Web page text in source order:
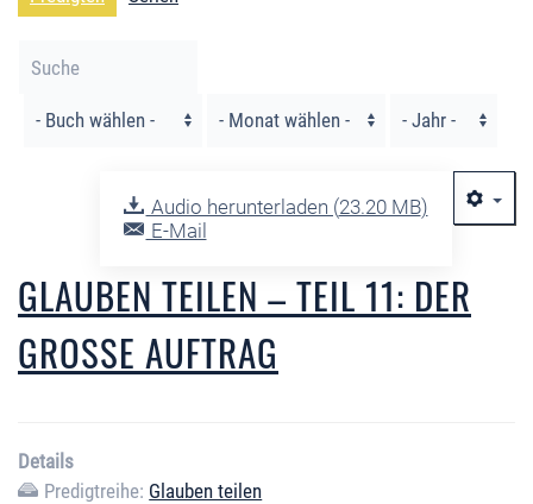
Filter
Audio herunterladen (23.20 MB)
E-Mail
GLAUBEN TEILEN – TEIL 11: DER
GROSSE AUFTRAG
Details
Predigtreihe: Glauben teilen